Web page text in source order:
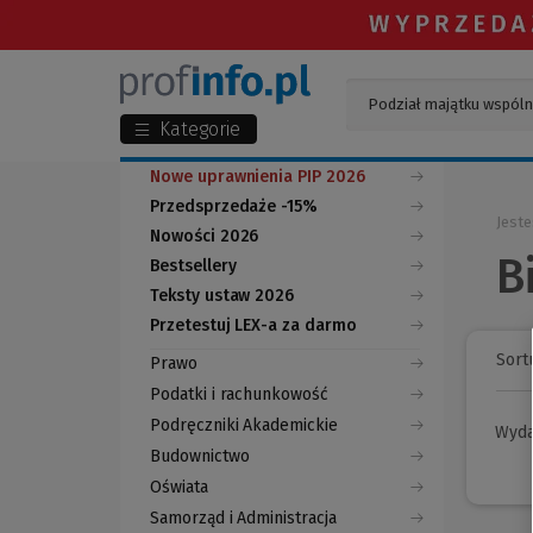
Kategorie
Nowe uprawnienia PIP 2026
Przedsprzedaże -15%
Nowości 2026
Bestsellery
Teksty ustaw 2026
Przetestuj LEX-a za darmo
(Nowe
okno)
(Link
do
innej
strony)
Prawo
Podatki i rachunkowość
Podręczniki Akademickie
Budownictwo
Oświata
Samorząd i Administracja